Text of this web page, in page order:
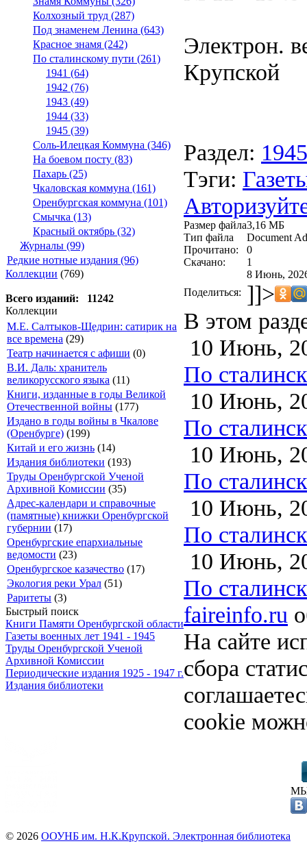
Колхозный труд (287)
Под знаменем Ленина (643)
Красное знамя (242)
По сталинскому пути (261)
1941 (64)
1942 (76)
1943 (49)
1944 (33)
1945 (39)
Соль-Илецкая Коммуна (346)
На боевом посту (83)
Пахарь (25)
Чкаловская коммуна (161)
Оренбургская коммуна (101)
Смычка (13)
Красный октябрь (32)
Журналы (99)
Редкие нотные издания (96)
Коллекции (769)
Всего изданий: 11242
Коллекции
М.Е. Салтыков-Щедрин: сатирик на
все времена (29)
Театр начинается с афиши (0)
В.И. Даль: хранитель
великорусского языка (11)
Книги, изданные в годы Великой
Отечественной войны (177)
Издано в годы войны в Чкалове
(Оренбурге) (199)
Китай и его жизнь (14)
Издания библиотеки (193)
Труды Оренбургской Ученой
Архивной Комиссии (35)
Адрес-календари и справочные
(памятные) книжки Оренбургской
губернии (17)
Оренбургские епархиальные
ведомости (23)
Оренбургское казачество (17)
Экология реки Урал (51)
Раритеты (3)
Быстрый поиск
Книги Памяти Оренбургской области
Газеты военных лет 1941 - 1945
Труды Оренбургской Ученой
Архивной Комиссии
Периодические издания 1925 - 1947 г.
Издания библиотеки
Электрон.
Крупской
Раздел: 1945
Тэги:
Размер файла3,16 МБ
Тип файла
Document
Прочитано:
0
Скачано:
1
8 Июнь,
Поделиться: ]]>
В этом
10 Июнь,
По
10 Июнь,
По
10 Июнь,
По
10 Июнь,
По
10 Июнь,
По
faireinfo.ru
На сайте
сбора
cookie
© 2026 ООУНБ им. Н.К.Крупской. Электронная библиотека